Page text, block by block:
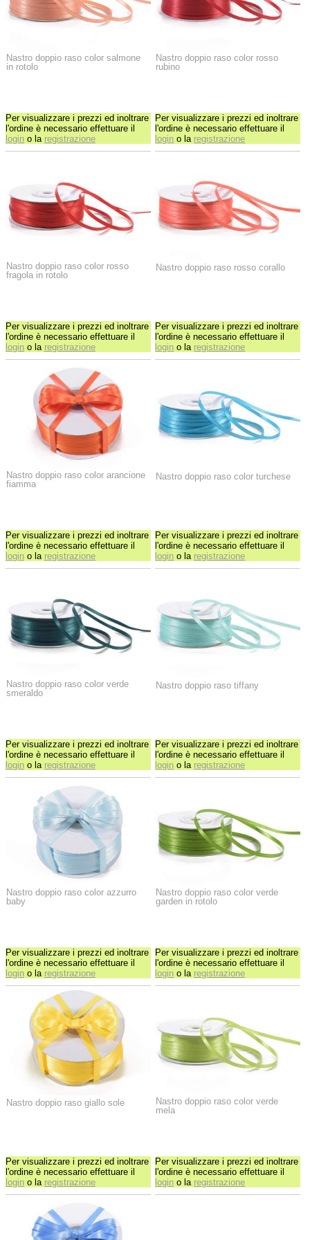
Nastro doppio raso color salmone
in rotolo
Per visualizzare i prezzi ed inoltrare
l'ordine è necessario effettuare il
login o la registrazione
Nastro doppio raso color rosso
rubino
Per visualizzare i prezzi ed inoltrare
l'ordine è necessario effettuare il
login o la registrazione
Nastro doppio raso color rosso
fragola in rotolo
Per visualizzare i prezzi ed inoltrare
l'ordine è necessario effettuare il
login o la registrazione
Nastro doppio raso rosso corallo
Per visualizzare i prezzi ed inoltrare
l'ordine è necessario effettuare il
login o la registrazione
Nastro doppio raso color arancione
fiamma
Per visualizzare i prezzi ed inoltrare
l'ordine è necessario effettuare il
login o la registrazione
Nastro doppio raso color turchese
Per visualizzare i prezzi ed inoltrare
l'ordine è necessario effettuare il
login o la registrazione
Nastro doppio raso color verde
smeraldo
Per visualizzare i prezzi ed inoltrare
l'ordine è necessario effettuare il
login o la registrazione
Nastro doppio raso tiffany
Per visualizzare i prezzi ed inoltrare
l'ordine è necessario effettuare il
login o la registrazione
Nastro doppio raso color azzurro
baby
Per visualizzare i prezzi ed inoltrare
l'ordine è necessario effettuare il
login o la registrazione
Nastro doppio raso color verde
garden in rotolo
Per visualizzare i prezzi ed inoltrare
l'ordine è necessario effettuare il
login o la registrazione
Nastro doppio raso giallo sole
Per visualizzare i prezzi ed inoltrare
l'ordine è necessario effettuare il
login o la registrazione
Nastro doppio raso color verde
mela
Per visualizzare i prezzi ed inoltrare
l'ordine è necessario effettuare il
login o la registrazione